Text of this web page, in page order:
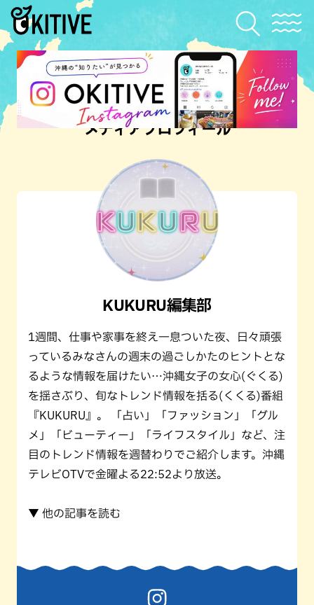
メディアプロフィール
KUKURU編集部
1週間、仕事や家事を終え一息ついた夜、日々頑張
っているみなさんの週末の過ごしかたのヒントとな
るような情報を届けたい…沖縄女子の女心(ぐくる)
を揺さぶり、旬なトレンド情報を括る(くくる)番組
『KUKURU』。 「占い」「ファッション」「グル
メ」「ビューティー」「ライフスタイル」など、注
目のトレンド情報を週替わりでご紹介します。沖縄
テレビOTVで金曜よる22:52より放送。
▼ 他の記事を読む